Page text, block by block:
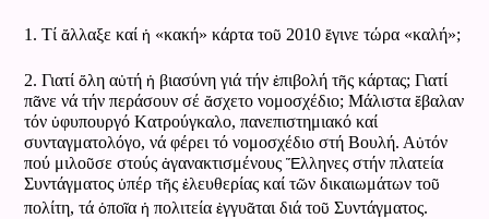
1. Τίἄλλαξε καίἡ «κακή» κάρτα τοῦ 2010ἔγινε τώρα «καλή»;
2. Γιατίὅλη αὐτήἡ βιασύνη γιά τήνἐπιβολή τῆς κάρτας; Γιατί
πᾶνε νά τήν περάσουν σέἄσχετο νομοσχέδιο; Μάλισταἔβαλαν
τόνὑφυπουργό Kατρούγκαλο, πανεπιστημιακό καί
συνταγματολόγο, νά φέρει τό νομοσχέδιο στή Βουλή. Αὐτόν
πού μιλοῦσε στούςἀγανακτισμένουςἝλληνες στήν πλατεία
Συντάγματοςὑπέρ τῆςἐλευθερίας καί τῶν δικαιωμάτων τοῦ
πολίτη, τάὁποῖαἡ πολιτείαἐγγυᾶται διά τοῦ Συντάγματος.